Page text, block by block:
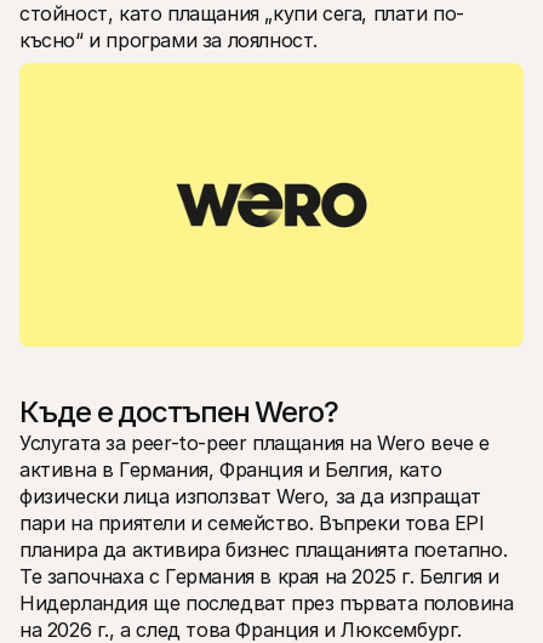
стойност, като плащания „купи сега, плати по-
късно“ и програми за лоялност.
Къде е достъпен Wero?
Услугата за peer-to-peer плащания на Wero вече е
активна в Германия, Франция и Белгия, като
физически лица използват Wero, за да изпращат
пари на приятели и семейство. Въпреки това EPI
планира да активира бизнес плащанията поетапно.
Те започнаха с Германия в края на 2025 г. Белгия и
Нидерландия ще последват през първата половина
на 2026 г., а след това Франция и Люксембург.